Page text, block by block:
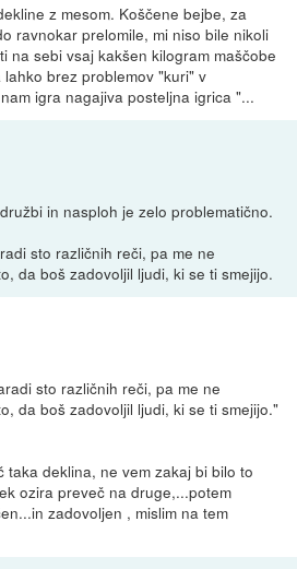
z mesom. Koščene bejbe, za
ravnokar prelomile, mi niso bile nikoli
na sebi vsaj kakšen kilogram maščobe
brez problemov "kuri" v
igra nagajiva posteljna igrica "...
in nasploh je zelo problematično.
sto različnih reči, pa me ne
da boš zadovoljil ljudi, ki se ti smejijo.
sto različnih reči, pa me ne
da boš zadovoljil ljudi, ki se ti smejijo."
taka deklina, ne vem zakaj bi bilo to
ozira preveč na druge,...potem
zadovoljen , mislim na tem